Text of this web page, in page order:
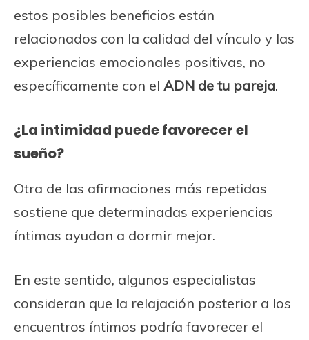
estos posibles beneficios están
relacionados con la calidad del vínculo y las
experiencias emocionales positivas, no
específicamente con el ADN de tu pareja.
¿La intimidad puede favorecer el
sueño?
Otra de las afirmaciones más repetidas
sostiene que determinadas experiencias
íntimas ayudan a dormir mejor.
En este sentido, algunos especialistas
consideran que la relajación posterior a los
encuentros íntimos podría favorecer el